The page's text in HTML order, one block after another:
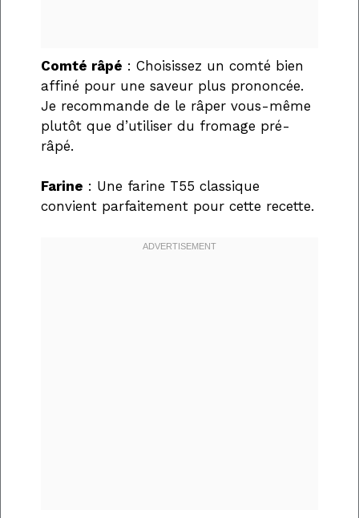
Comté râpé : Choisissez un comté bien
affiné pour une saveur plus prononcée.
Je recommande de le râper vous-même
plutôt que d’utiliser du fromage pré-
râpé.
Farine : Une farine T55 classique
convient parfaitement pour cette recette.